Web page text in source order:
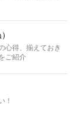
心得、揃えておき
ご紹介
！